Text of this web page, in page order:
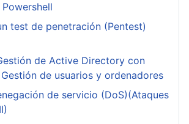
test de penetración (Pentest)
de Active Directory con
de usuarios y ordenadores
de servicio (DoS)(Ataques